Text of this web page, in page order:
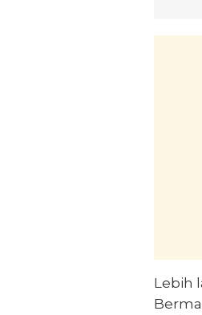
Lebih